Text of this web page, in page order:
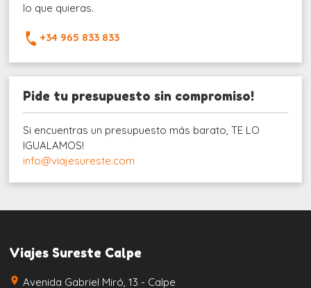
lo que quieras.
+34 965 833 833
Pide tu presupuesto sin compromiso!
Si encuentras un presupuesto más barato, TE LO
IGUALAMOS!
info@viajesureste.com
Viajes Sureste Calpe
place Avenida Gabriel Miró, 13 - Calpe